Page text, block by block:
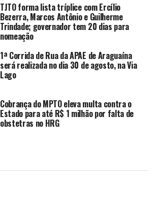
TJTO forma lista tríplice com Ercílio
Bezerra, Marcos Antônio e Guilherme
Trindade; governador tem 20 dias para
nomeação
1ª Corrida de Rua da APAE de Araguaína
será realizada no dia 30 de agosto, na Via
Lago
Cobrança do MPTO eleva multa contra o
Estado para até R$ 1 milhão por falta de
obstetras no HRG